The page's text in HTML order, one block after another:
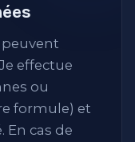
peuvent
effectue
ou
formule) et
En cas de